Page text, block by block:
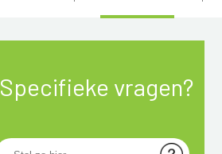
Specifieke vragen?